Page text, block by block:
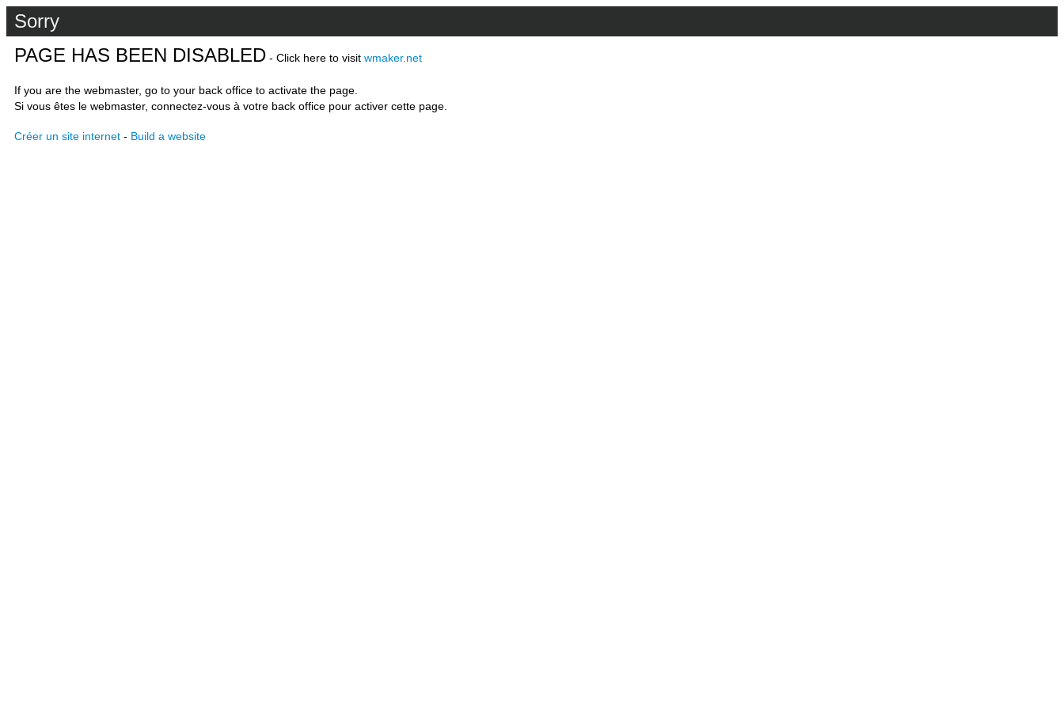
Sorry
PAGE HAS BEEN DISABLED - Click here to visit wmaker.net
If you are the webmaster, go to your back office to activate the page.
Si vous êtes le webmaster, connectez-vous à votre back office pour activer cette page.
Créer un site internet - Build a website